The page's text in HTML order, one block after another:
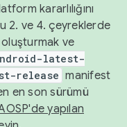
kararlılığını
2. ve 4. çeyreklerde
oluşturmak ve
latest-
release manifest
en son sürümü
yapılan